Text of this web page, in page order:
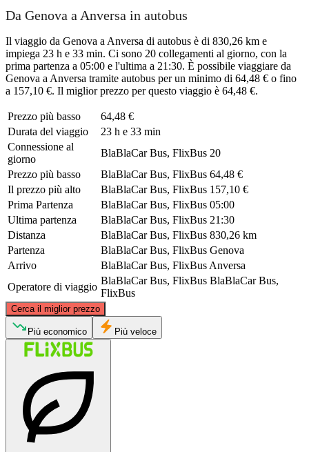
Da Genova a Anversa in autobus
Il viaggio da Genova a Anversa di autobus è di 830,26 km e
impiega 23 h e 33 min. Ci sono 20 collegamenti al giorno, con la
prima partenza a 05:00 e l'ultima a 21:30. È possibile viaggiare da
Genova a Anversa tramite autobus per un minimo di 64,48 € o fino
a 157,10 €. Il miglior prezzo per questo viaggio è 64,48 €.
Prezzo più basso
64,48 €
Durata del viaggio
23 h e 33 min
Connessione al
giorno
BlaBlaCar Bus, FlixBus 20
Prezzo più basso
BlaBlaCar Bus, FlixBus 64,48 €
Il prezzo più alto
BlaBlaCar Bus, FlixBus 157,10 €
Prima Partenza
BlaBlaCar Bus, FlixBus 05:00
Ultima partenza
BlaBlaCar Bus, FlixBus 21:30
Distanza
BlaBlaCar Bus, FlixBus 830,26 km
Partenza
BlaBlaCar Bus, FlixBus Genova
Arrivo
BlaBlaCar Bus, FlixBus Anversa
Operatore di viaggio
BlaBlaCar Bus, FlixBus BlaBlaCar Bus,
FlixBus
Cerca il miglior prezzo
Antwerp
Più economico Più veloce